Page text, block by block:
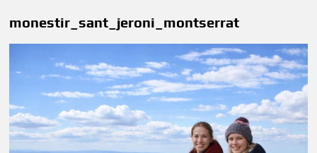
monestir_sant_jeroni_montserrat